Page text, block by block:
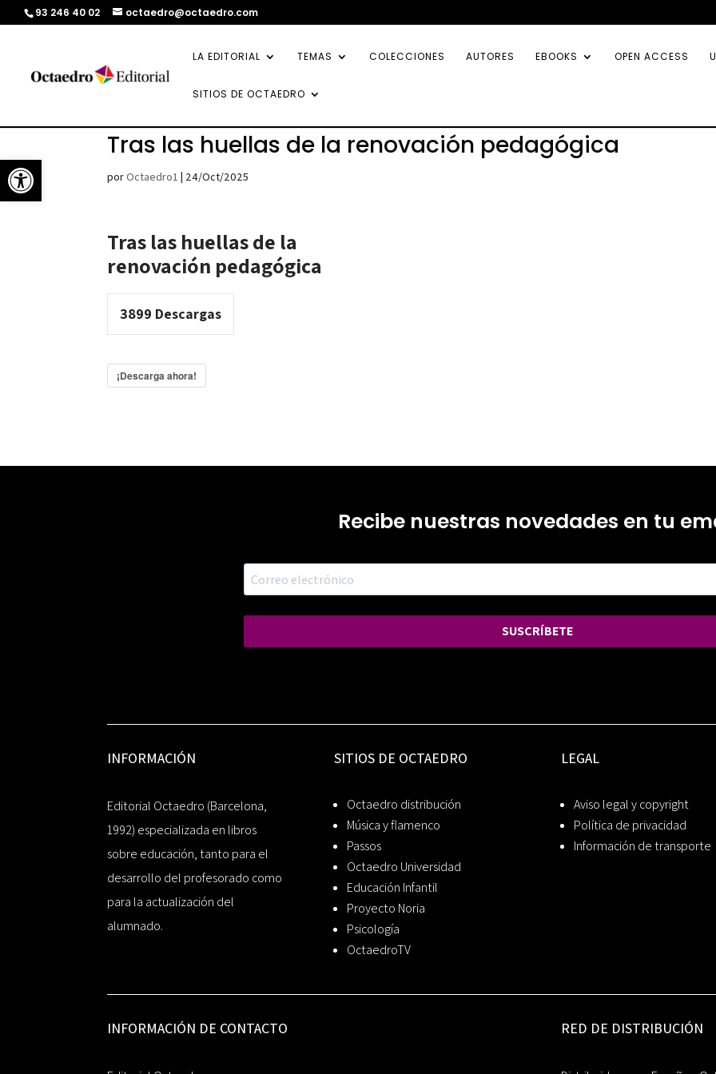
Abrir barra de herramientas
93 246 40 02 octaedro@octaedro.com
LA EDITORIAL TEMAS COLECCIONES AUTORES EBOOKS OPEN ACCESS
SITIOS DE OCTAEDRO
Tras las huellas de la renovación pedagógica
porOctaedro1 | 24/Oct/2025
Tras las huellas de la
renovación pedagógica
3899 Descargas
¡Descarga ahora!
Recibe nuestras novedades en tu
SUSCRÍBETE
INFORMACIÓN
Editorial Octaedro (Barcelona,
1992) especializada en libros
sobre educación, tanto para el
desarrollo del profesorado como
para la actualización del
alumnado.
SITIOS DE OCTAEDRO
Octaedro distribución
Música y flamenco
Passos
Octaedro Universidad
Educación Infantil
Proyecto Noria
Psicología
OctaedroTV
LEGAL
Aviso legal y copyright
Política de privacidad
Información de transporte
INFORMACIÓN DE CONTACTO RED DE DISTRIBUCIÓN